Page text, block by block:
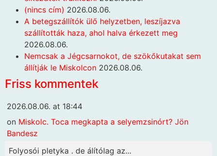
(nincs cím) 2026.08.06.
A betegszállítók ülő helyzetben, leszíjazva
szállították haza, ahol halva érkezett meg
2026.08.06.
Nemcsak a Jégcsarnokot, de szökőkutakat sem
állítják le Miskolcon 2026.08.06.
Friss kommentek
2026.08.06. at 18:44
on Miskolc. Toca megkapta a selyemzsinórt? Jön
Bandesz
Folyosói pletyka . de álítólag az...